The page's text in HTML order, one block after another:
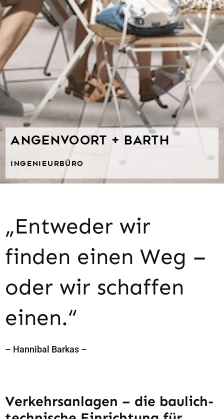
ANGENVOORT + BARTH
INGENIEURBÜRO
„Entweder wir
finden einen Weg –
oder wir schaffen
einen.“
– Hannibal Barkas –
Verkehrsanlagen – die baulich-